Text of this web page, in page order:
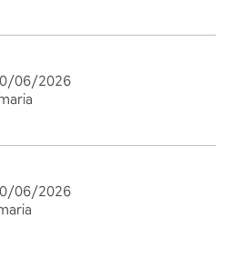
06/2026
06/2026